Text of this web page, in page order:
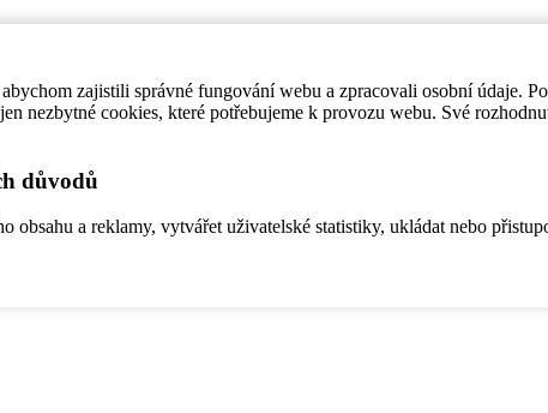
zajistili správné fungování webu a zpracovali osobní údaje.
nezbytné cookies, které potřebujeme k provozu webu. Své
důvodů
a reklamy, vytvářet uživatelské statistiky, ukládat nebo